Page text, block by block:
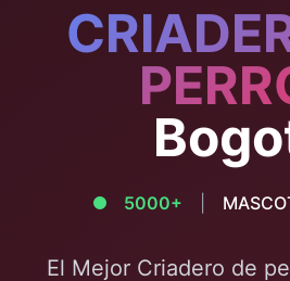
5000+
El Mejor Criadero de